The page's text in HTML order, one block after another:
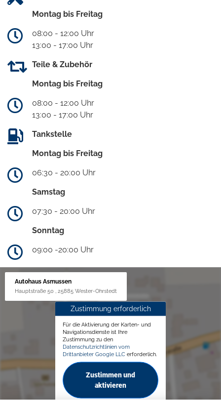
Montag bis Freitag
08:00 - 12:00 Uhr
13:00 - 17:00 Uhr
Teile & Zubehör
Montag bis Freitag
08:00 - 12:00 Uhr
13:00 - 17:00 Uhr
Tankstelle
Montag bis Freitag
06:30 - 20:00 Uhr
Samstag
07:30 - 20:00 Uhr
Sonntag
09:00 -20:00 Uhr
Autohaus Asmussen
Hauptstraße 50 , 25885 Wester-Ohrstedt
Zustimmung erforderlich
Für die Aktivierung der Karten- und
Navigationsdienste ist Ihre
Zustimmung zu den
Datenschutzrichtlinien vom
Drittanbieter Google LLC erforderlich.
Zustimmen und
aktivieren